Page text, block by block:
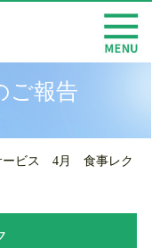
ご報告
ービス 4月 食事レク